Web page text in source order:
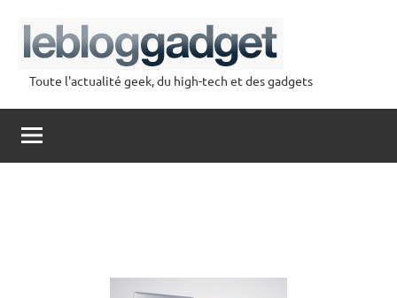
contenu
lebloggadget
Toute l'actualité geek, du high-tech et des gadgets